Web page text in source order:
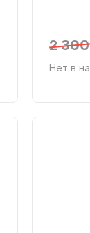
2
Нет в